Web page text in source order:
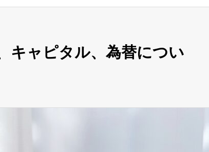
ャピタル、為替につい